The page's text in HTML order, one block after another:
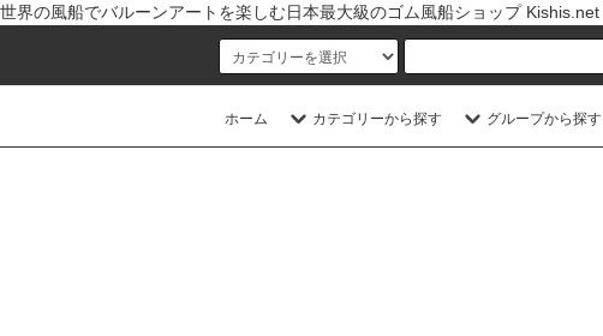
世界の風船でバルーンアートを楽しむ日本最大級のゴム風船ショップ Kishis.net
ホーム カテゴリーから探す グループから探す